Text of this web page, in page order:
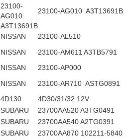
23100-
AG010
A3T13691B
23100-AG010 A3T13691B
NISSAN
23100-AL510
NISSAN
23100-AM611 A3TB5791
NISSAN
23100-AP000
NISSAN
23100-AR710 ASTG0891
4D130
4D30/31/32 12V
SUBARU
23700AA520 A3TG0491
SUBARU
23700AA540 A2TG0391
SUBARU
23700AA870 102211-5840